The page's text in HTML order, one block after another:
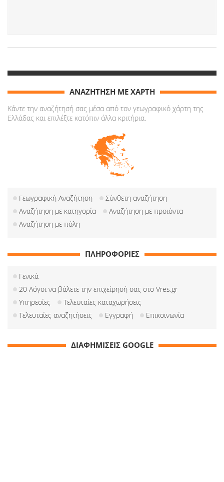
ΑΝΑΖΗΤΗΣΗ ΜΕ ΧΑΡΤΗ
Κάντε την αναζήτησή σας μέσα από τον γεωγραφικό χάρτη της
Ελλάδας και επιλέξτε κατόπιν άλλα κριτήρια.
Γεωγραφική Αναζήτηση
Σύνθετη αναζήτηση
Αναζήτηση με κατηγορία
Αναζήτηση με προιόντα
Αναζήτηση με πόλη
ΠΛΗΡΟΦΟΡΙΕΣ
Γενικά
20 Λόγοι να βάλετε την επιχείρησή σας στο Vres.gr
Υπηρεσίες
Τελευταίες καταχωρήσεις
Τελευταίες αναζητήσεις
Εγγραφή Επικοινωνία
ΔΙΑΦΗΜΙΣΕΙΣ GOOGLE